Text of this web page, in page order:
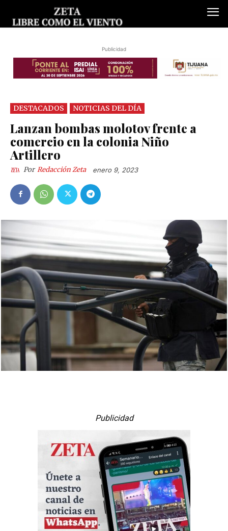
Publicidad
DESTACADOS NOTICIAS DEL DÍA
Lanzan bombas molotov frente a
comercio en la colonia Niño
Artillero
Por Redacción Zeta enero 9, 2023
Publicidad